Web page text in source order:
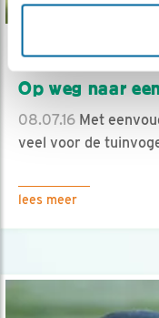
Video
Op weg naar
08.07.16 Met
veel voor de
lees meer